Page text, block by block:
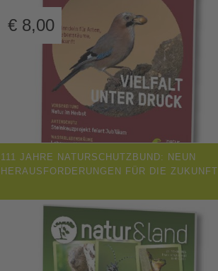
€ 8,00
111 JAHRE NATURSCHUTZBUND: NEUN
HERAUSFORDERUNGEN FÜR DIE ZUKUNFT